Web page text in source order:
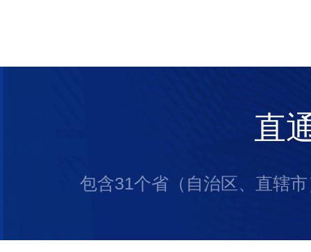
直
包含31个省（自治区、直辖